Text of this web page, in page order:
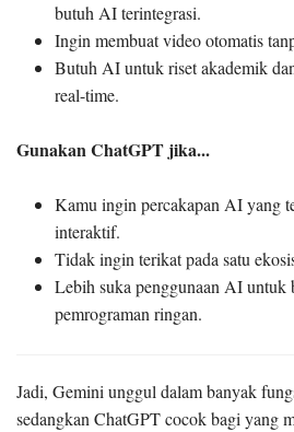
butuh AI terintegrasi.
Ingin membuat video otomatis
Butuh AI untuk riset akademik
real-time.
Gunakan ChatGPT jika...
Kamu ingin percakapan AI yang
interaktif.
Tidak ingin terikat pada satu
Lebih suka penggunaan AI untuk
pemrograman ringan.
Jadi, Gemini unggul dalam banyak
sedangkan ChatGPT cocok bagi yang